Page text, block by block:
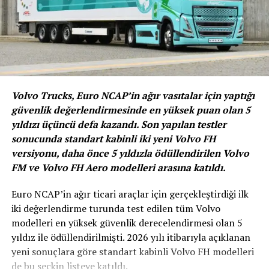
Bu araçlarda 9.000 ve 300 litre kapasiteli daha büyük su
ve köpük tankı da bulunuyor.
Diğer birçok araç üstyapı üreticisi gibi VEICAR da Allison
tam otomatik şanzımanların sağladığı avantajlara
güveniyor ve 2009’dan bu yana Allison ile yakın iş birliği
içinde çalışıyor. VEICAR, bu SCANIA modelinde standart
olarak bulunan otomatikleştirilmiş manuel şanzımanları
kullanmak yerine, tork konvertörlü ve retarderlı Allison
4000 Serisi tam otomatik şanzımanı tercih etti (SCANIA
terminolojisinde GA866R).
açıklamasında; “İtfaiye araçlarımızın büyük çoğunluğu,
Allison otomatik tam şanzıman donanımına sahip. Araç
performansını maksimum seviyeye çıkardıkları,
ivmelenme, güvenilirlik ve güvenliği büyük oranda
artırdıkları için bu şanzımanları yangınla mücadelede
vazgeçilmez bir öğe olarak görüyoruz. Buna ek olarak
Volvo Trucks, Euro NCAP’in ağır vasıtalar için yaptığı
güvenlik değerlendirmesinde en yüksek puan olan 5
yıldızı üçüncü defa kazandı. Son yapılan testler
sonucunda standart kabinli iki yeni Volvo FH
versiyonu, daha önce 5 yıldızla ödüllendirilen Volvo
FM ve Volvo FH Aero modelleri arasına katıldı.
Euro NCAP’in ağır ticari araçlar için gerçekleştirdiği ilk
iki değerlendirme turunda test edilen tüm Volvo
modelleri en yüksek güvenlik derecelendirmesi olan 5
yıldız ile ödüllendirilmişti. 2026 yılı itibarıyla açıklanan
yeni sonuçlara göre standart kabinli Volvo FH modelleri
de bu seçkin listeye katıldı.